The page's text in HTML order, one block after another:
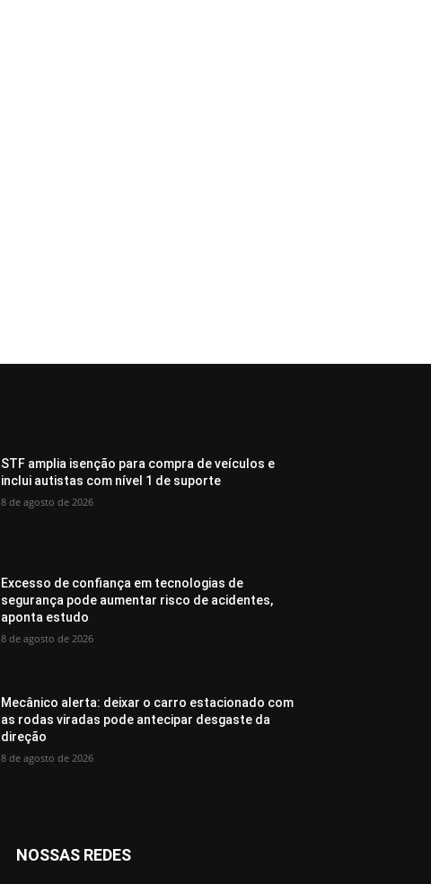
STF amplia isenção para compra de veículos e
inclui autistas com nível 1 de suporte
8 de agosto de 2026
Excesso de confiança em tecnologias de
segurança pode aumentar risco de acidentes,
aponta estudo
8 de agosto de 2026
Mecânico alerta: deixar o carro estacionado com
as rodas viradas pode antecipar desgaste da
direção
8 de agosto de 2026
NOSSAS REDES